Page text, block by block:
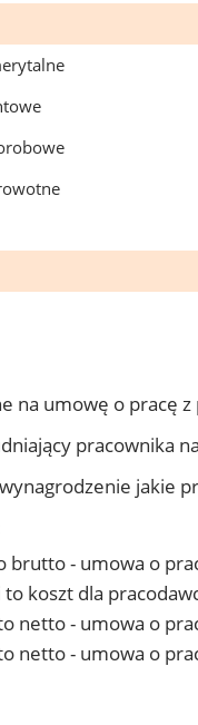
na umowę o pracę z
pracownika
jakie
brutto - umowa o
koszt dla
netto - umowa o
netto - umowa o